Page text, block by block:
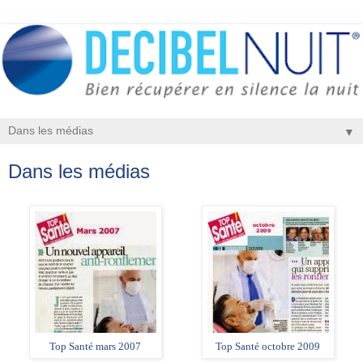
▼
Dans les médias
Top Santé mars 2007 Top Santé octobre 2009